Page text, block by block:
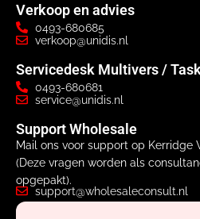
Verkoop en advies
0493-680685
verkoop@unidis.nl
Servicedesk Multivers /
0493-680681
service@unidis.nl
Support Wholesale
Mail ons voor support op Kerridge
(Deze vragen worden als
opgepakt).
support@wholesaleconsult.nl